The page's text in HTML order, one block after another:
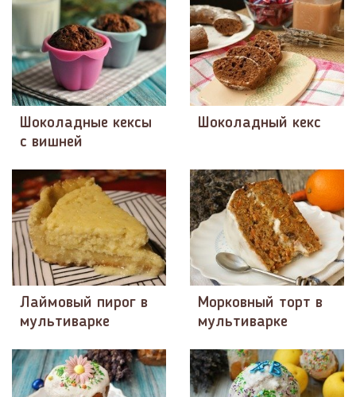
Шоколадные кексы
с вишней
Шоколадный кекс
Лаймовый пирог в
мультиварке
Морковный торт в
мультиварке